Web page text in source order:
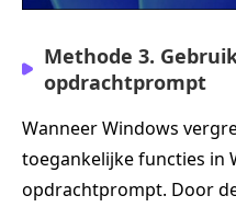
Methode 3.
opdrachtprompt
Wanneer Windows
toegankelijke functies in
opdrachtprompt. Door